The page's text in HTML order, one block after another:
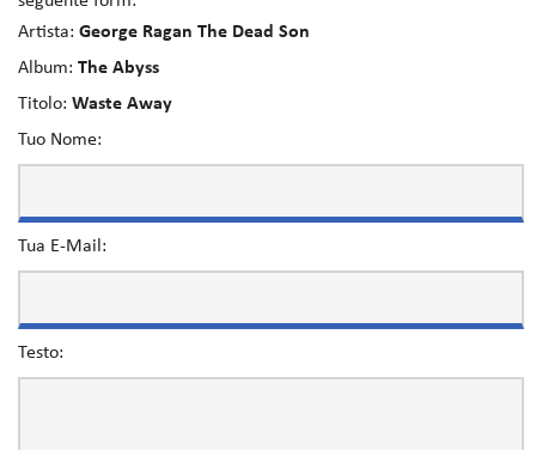
Artista: George Ragan The Dead Son
Album: The Abyss
Titolo: Waste Away
Tuo Nome:
Tua E-Mail:
Testo: